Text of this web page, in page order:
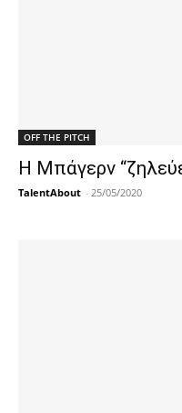
OFF THE PITCH
Η Μπάγερν
TalentAbout - 25/05/2020